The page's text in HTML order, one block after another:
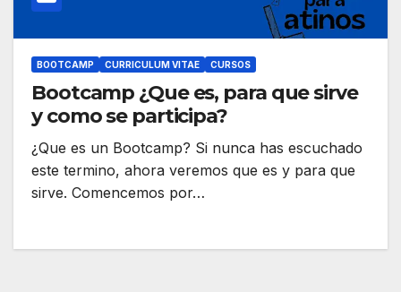
BOOTCAMP CURRICULUM VITAE CURSOS
Bootcamp ¿Que es, para que sirve
y como se participa?
¿Que es un Bootcamp? Si nunca has escuchado
este termino, ahora veremos que es y para que
sirve. Comencemos por…